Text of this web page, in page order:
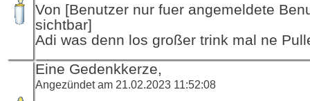
Von [Benutzer nur fuer angemeldete
sichtbar]
Adi was denn los großer trink mal ne
Eine Gedenkkerze,
Angezündet am 21.02.2023 11:52:08